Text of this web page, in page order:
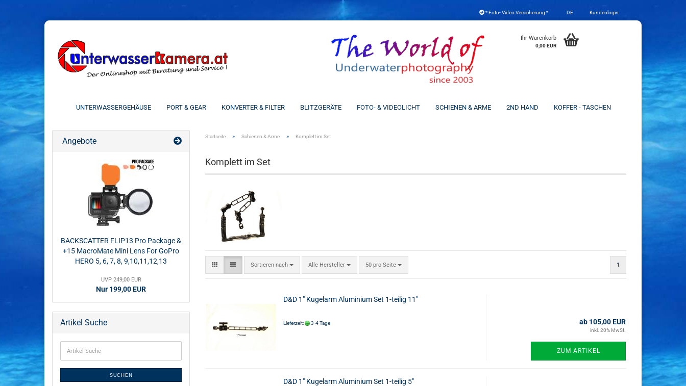
* Foto- Video Versicherung * DE
Sprache auswählen
Kundenlogin
Ihr Warenkorb
0,00 EUR
UNTERWASSERGEHÄUSE PORT & GEAR KONVERTER & FILTER BLITZGERÄTE FOTO- & VIDEOLICHT SCHIENEN & ARME 2ND HAND KOFFER - TASCHEN
Startseite » Schienen & Arme » Komplett im Set
Komplett im Set
Sortieren nach Alle Hersteller 50 pro Seite 1
D&D 1" Kugelarm Aluminium Set 1-teilig 11"
Lieferzeit: 3-4 Tage ab 105,00 EUR
inkl. 20% MwSt.
ZUM ARTIKEL
D&D 1" Kugelarm Aluminium Set 1-teilig 5"
Angebote
BACKSCATTER FLIP13 Pro Package &
+15 MacroMate Mini Lens For GoPro
HERO 5, 6, 7, 8, 9,10,11,12,13
UVP 249,00 EUR
Nur 199,00 EUR
Artikel Suche
SUCHEN